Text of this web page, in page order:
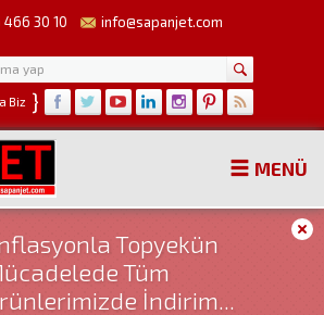
466 30 10 info@sapanjet.com
Biz }
MENÜ
Topyekün
Tüm
İndirim...